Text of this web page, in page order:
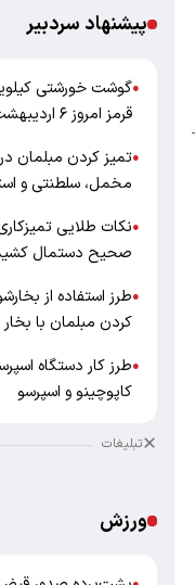
پیشنهاد سردبیر
●گوشت خورشتی
قرمز امروز ۶ اردیبهشت ۱۴۰۵
●تمیز کردن مبلمان
مخمل، سلطنتی و
●نکات طلایی
صحیح دستمال
●طرز استفاده از
کردن مبلمان با بخار
●طرز کار دستگاه
کاپوچینو و اسپرسو
تبلیغات
ورزش